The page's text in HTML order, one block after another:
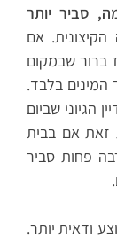
סביר יותר
אם
ברור שבמקום
יש בכל יום 100% מאחד המינים בלבד.
ביום עדיין הגיוני שביום
זאת אם בבית
אז הרבה פחות סביר
ודאית יותר.